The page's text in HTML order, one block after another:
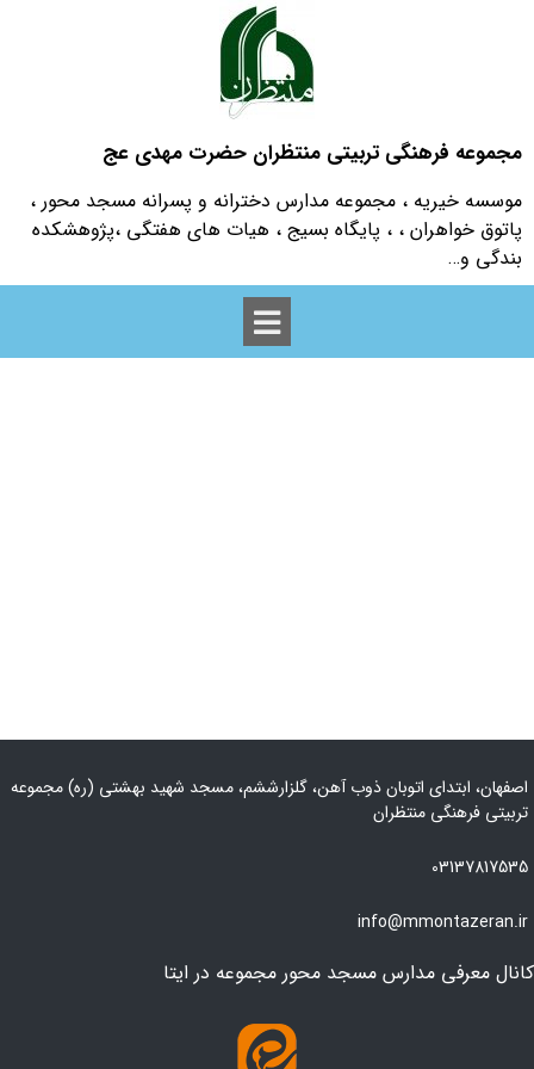
مجموعه فرهنگی تربیتی منتظران حضرت مهدی عج
موسسه خیریه ، مجموعه مدارس دخترانه و پسرانه مسجد محور ،
پاتوق خواهران ، ، پایگاه بسیج ، هیات های هفتگی ،پژوهشکده
بندگی و…
اصفهان، ابتدای اتوبان ذوب آهن، گلزارششم، مسجد شهید بهشتی (ره) مجموعه
تربیتی فرهنگی منتظران
03137817535
info@mmontazeran.ir
کانال معرفی مدارس مسجد محور مجموعه در ایتا